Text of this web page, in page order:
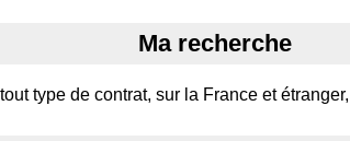
Ma recherche
type de contrat, sur la France et